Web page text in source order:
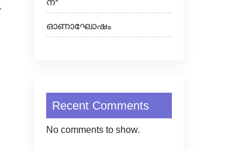
ന്*
ഓണാഘോഷം
Recent Comments
No comments to show.